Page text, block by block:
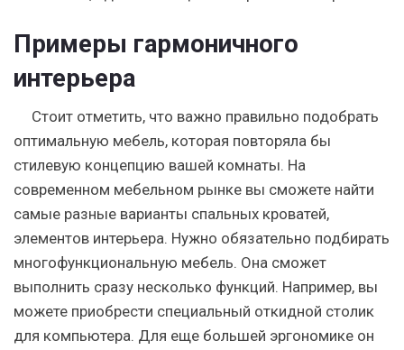
Примеры гармоничного
интерьера
Стоит отметить, что важно правильно подобрать
оптимальную мебель, которая повторяла бы
стилевую концепцию вашей комнаты. На
современном мебельном рынке вы сможете найти
самые разные варианты спальных кроватей,
элементов интерьера. Нужно обязательно подбирать
многофункциональную мебель. Она сможет
выполнить сразу несколько функций. Например, вы
можете приобрести специальный откидной столик
для компьютера. Для еще большей эргономике он